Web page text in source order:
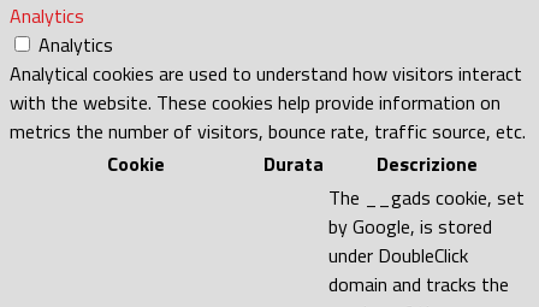
Analytics
Analytics
Analytical cookies are used to understand how visitors interact
with the website. These cookies help provide information on
metrics the number of visitors, bounce rate, traffic source, etc.
Cookie
Durata Descrizione
The __gads cookie, set
by Google, is stored
under DoubleClick
domain and tracks the